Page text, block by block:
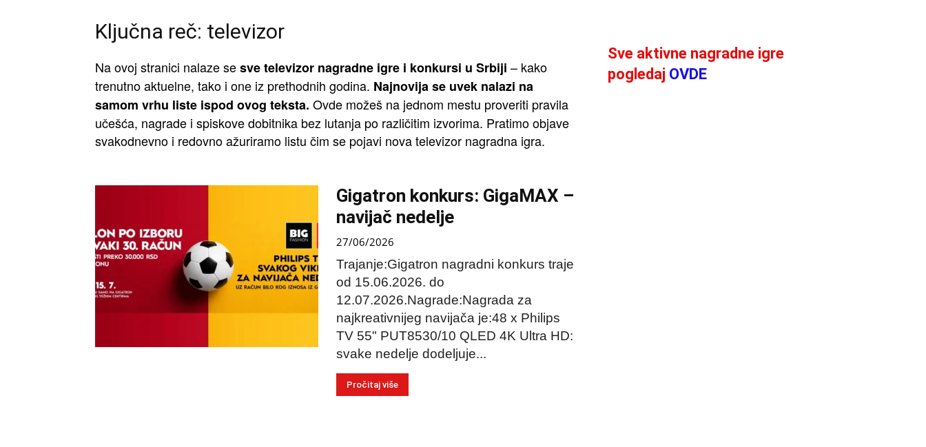
Ključna reč: televizor
Na ovoj stranici nalaze sesve televizor nagradne igre i konkursi u Srbiji – kako
trenutno aktuelne, tako i one iz prethodnih godina. Najnovija se uvek nalazi na
samom vrhu liste ispod ovog teksta. Ovde možeš na jednom mestu proveriti pravila
učešća, nagrade i spiskove dobitnika bez lutanja po različitim izvorima. Pratimo objave
svakodnevno i redovno ažuriramo listu čim se pojavi nova televizor nagradna igra.
Gigatron konkurs: GigaMAX –
navijač nedelje
27/06/2026
Trajanje:Gigatron nagradni konkurs traje
od 15.06.2026. do
12.07.2026.Nagrade:Nagrada za
najkreativnijeg navijača je:48 x Philips
TV 55" PUT8530/10 QLED 4K Ultra HD:
svake nedelje dodeljuje...
Pročitaj više
Sve aktivne nagradne igre
pogledaj OVDE